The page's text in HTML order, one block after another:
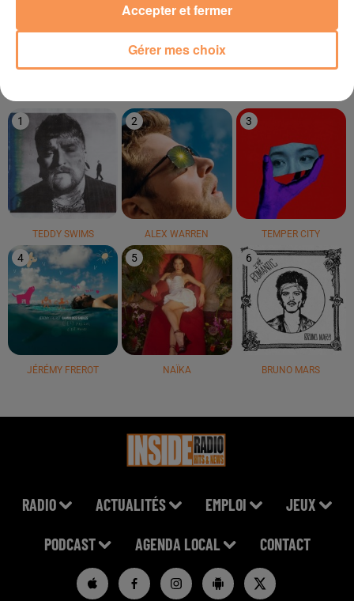
LUCENZO
LE TOP
1
TEDDY SWIMS
2
ALEX WARREN
3
TEMPER CITY
4
JÉRÉMY FREROT
5
NAÏKA
6
BRUNO MARS
RADIO ACTUALITÉS EMPLOI JEUX
PODCAST AGENDA LOCAL CONTACT
Gérer mes choix
Accepter et fermer